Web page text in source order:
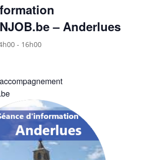
– Anderlues
- 16h00